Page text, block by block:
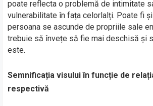
poate reflecta o problemă de intimitate
vulnerabilitate în fața celorlalți. Poate fi
persoana se ascunde de propriile sale
trebuie să învețe să fie mai deschisă și
este.
Semnificația visului în funcție de
respectivă